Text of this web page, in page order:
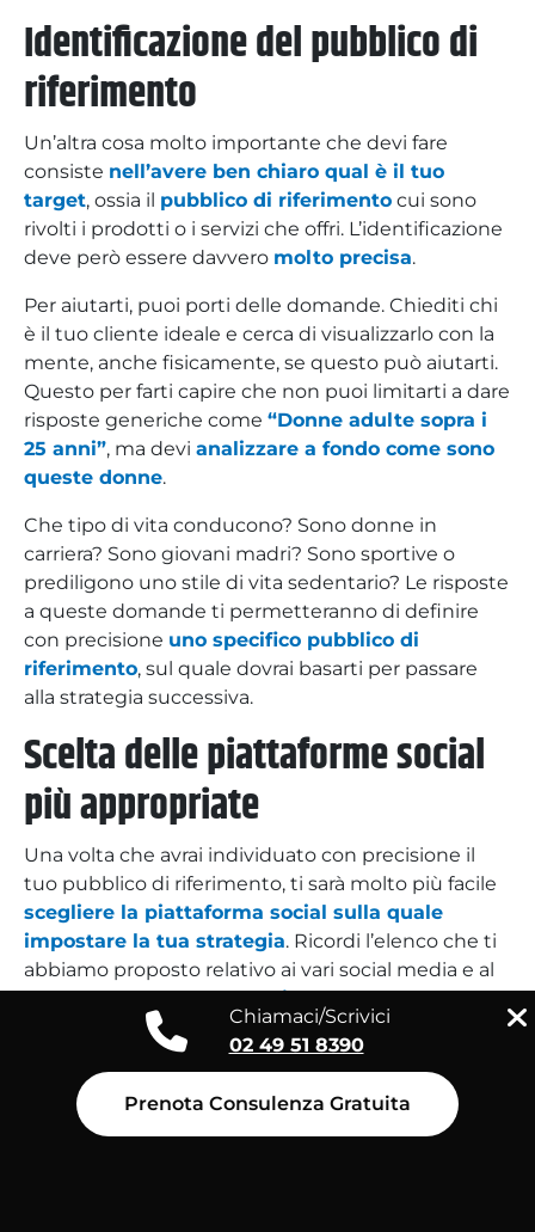
Identificazione del pubblico di
riferimento
Un’altra cosa molto importante che devi fare
consiste nell’avere ben chiaro qual è il tuo
target, ossia il pubblico di riferimento cui sono
rivolti i prodotti o i servizi che offri. L’identificazione
deve però essere davvero molto precisa.
Per aiutarti, puoi porti delle domande. Chiediti chi
è il tuo cliente ideale e cerca di visualizzarlo con la
mente, anche fisicamente, se questo può aiutarti.
Questo per farti capire che non puoi limitarti a dare
risposte generiche come “Donne adulte sopra i
25 anni”, ma devi analizzare a fondo come sono
queste donne.
Che tipo di vita conducono? Sono donne in
carriera? Sono giovani madri? Sono sportive o
prediligono uno stile di vita sedentario? Le risposte
a queste domande ti permetteranno di definire
con precisione uno specifico pubblico di
riferimento, sul quale dovrai basarti per passare
alla strategia successiva.
Scelta delle piattaforme social
più appropriate
Una volta che avrai individuato con precisione il
tuo pubblico di riferimento, ti sarà molto più facile
scegliere la piattaforma social sulla quale
impostare la tua strategia. Ricordi l’elenco che ti
abbiamo proposto relativo ai vari social media e al
target delle persone che li frequentano?
Nel momento in cui hai ben presente qual è il TUO
target di riferimento, ti sarà sufficientescegliere il
social che si rivolge a quello stesso target
. E
concentrare su di esso tutte le tue energie,
Chiamaci/Scrivici
02 49 51 8390
Prenota Consulenza Gratuita